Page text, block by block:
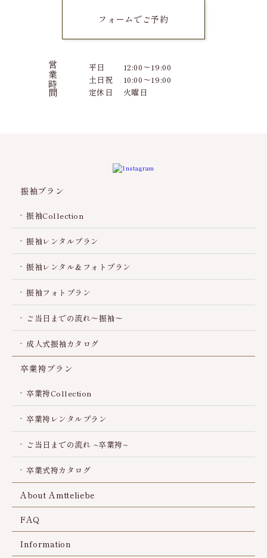
フォームでご予約
営業時間 平日
12:00～19:00
土日祝
10:00～19:00
定休日
火曜日
振袖プラン
振袖Collection
振袖レンタルプラン
振袖レンタル＆フォトプラン
振袖フォトプラン
ご当日までの流れ～振袖～
成人式振袖カタログ
卒業袴プラン
卒業袴Collection
卒業袴レンタルプラン
ご当日までの流れ ~卒業袴~
卒業式袴カタログ
About Amtteliebe
FAQ
Information